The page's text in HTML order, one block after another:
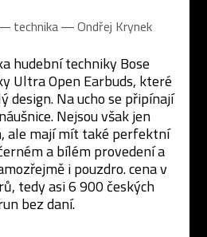
technika ―Ondřej Krynek
hudební techniky Bose
Ultra Open Earbuds, které
design. Na ucho se připínají
Nejsou však jen
ale mají mít také perfektní
a bílém provedení a
i pouzdro. cena v
tedy asi 6 900 českých
bez daní.